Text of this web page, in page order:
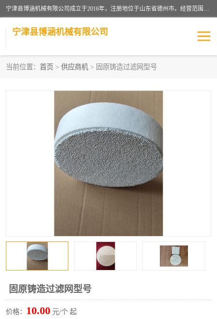
宁津县博涵机械有限公司成立于2016年，注册地位于山东省德州市。经营范围包括：机械设备研发、生产及销售，铸造用造型材料生产、销售，玻璃纤维及制品制造、销售，汽车零配件零售，机械零件、零部件加工，机械零件、零部件销售等；主要产品有：纤维过滤网,陶瓷过滤器,泡沫陶瓷过滤器,耐高温纤维过滤器,铸铁过滤器,铸铜过滤网,铸铝过滤网,铝轮毂过滤网,高效过滤网,高效陶瓷过滤网,高效纤维过滤网。
宁津县博涵机械有限公司
当前位置： 首页 > 供应商机 > 固原铸造过滤网型号
固原铸造过滤网型号
价格： 10.00 元/个 起
挡渣棉
避脏网